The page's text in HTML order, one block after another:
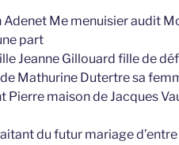
Adenet Me menuisier audit
part
Jeanne Gillouard fille de
Mathurine Dutertre sa
Pierre maison de Jacques
du futur mariage